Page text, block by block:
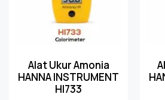
Alat Ukur Amonia
HANNA INSTRUMENT
HI733